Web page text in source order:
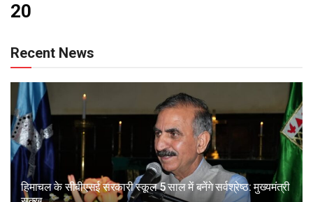
20
Recent News
हिमाचल के सीबीएसई सरकारी स्कूल 5 साल में बनेंगे सर्वश्रेष्ठ: मुख्यमंत्री